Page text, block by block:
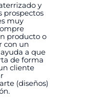
y
prospectos
muy
producto o
con un
a que
de forma
cliente
(diseños)